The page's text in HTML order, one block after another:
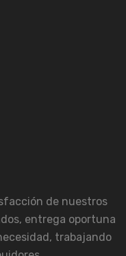
de nuestros
entrega oportuna
trabajando